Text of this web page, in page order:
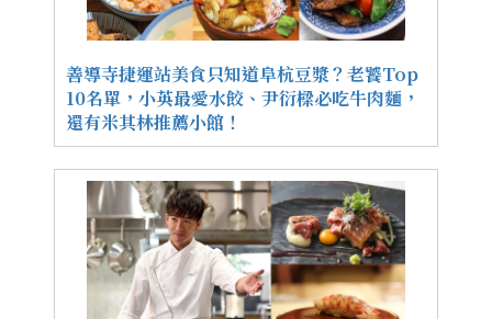
善導寺捷運站美食只知道阜杭豆漿？老饕Top
10名單，小英最愛水餃、尹衍樑必吃牛肉麵，
還有米其林推薦小館！